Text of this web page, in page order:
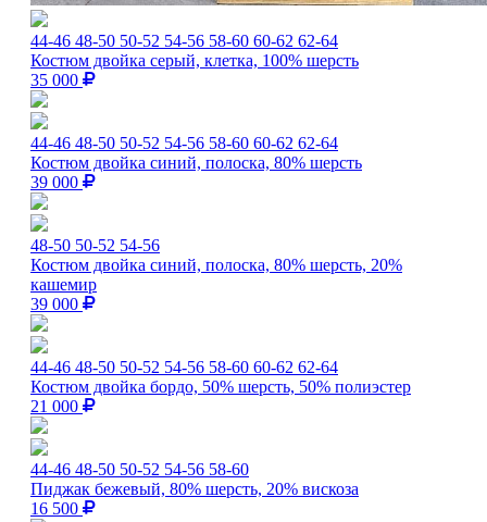
44-46 48-50 50-52 54-56 58-60 60-62 62-64
Костюм двойка серый, клетка, 100% шерсть
35 000
44-46 48-50 50-52 54-56 58-60 60-62 62-64
Костюм двойка синий, полоска, 80% шерсть
39 000
48-50 50-52 54-56
Костюм двойка синий, полоска, 80% шерсть, 20%
кашемир
39 000
44-46 48-50 50-52 54-56 58-60 60-62 62-64
Костюм двойка бордо, 50% шерсть, 50% полиэстер
21 000
44-46 48-50 50-52 54-56 58-60
Пиджак бежевый, 80% шерсть, 20% вискоза
16 500